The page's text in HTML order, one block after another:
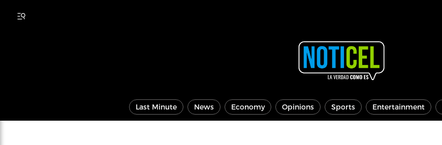
Last Minute News Economy Opinions Sports Entertainment